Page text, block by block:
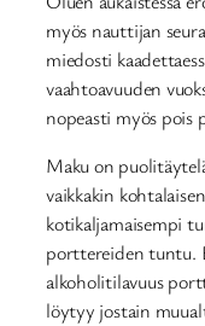
myös nauttijan
miedosti
vaahtoavuuden
nopeasti myös pois
Maku on
vaikkakin
kotikaljamaisempi
porttereiden tuntu.
alkoholitilavuus
löytyy jostain